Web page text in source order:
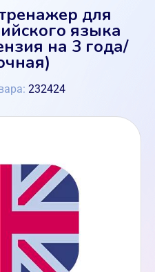
для
языка
на 3 года/
232424